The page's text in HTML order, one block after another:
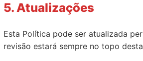
5. Atualizações
Esta Política pode ser atualizada
revisão estará sempre no topo